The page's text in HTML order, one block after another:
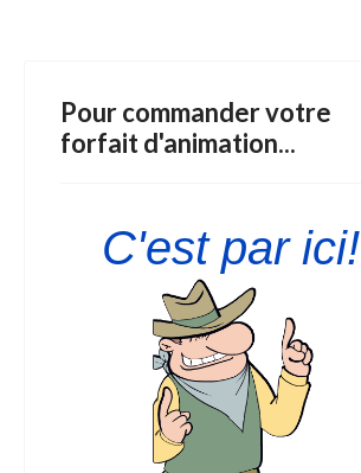
Pour commander votre
forfait d'animation...
C'est par ici!